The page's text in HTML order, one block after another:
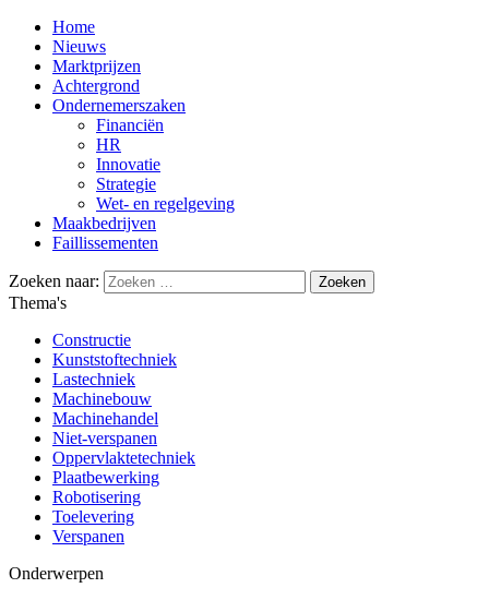
Home
Nieuws
Marktprijzen
Achtergrond
Ondernemerszaken
Financiën
HR
Innovatie
Strategie
Wet- en regelgeving
Maakbedrijven
Faillissementen
Zoeken naar:
Thema's
Constructie
Kunststoftechniek
Lastechniek
Machinebouw
Machinehandel
Niet-verspanen
Oppervlaktetechniek
Plaatbewerking
Robotisering
Toelevering
Verspanen
Onderwerpen